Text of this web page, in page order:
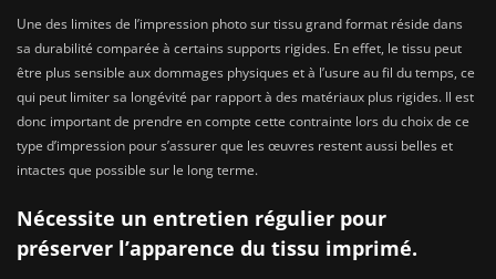
Une des limites de l’impression photo sur tissu grand format réside dans
sa durabilité comparée à certains supports rigides. En effet, le tissu peut
être plus sensible aux dommages physiques et à l’usure au fil du temps, ce
qui peut limiter sa longévité par rapport à des matériaux plus rigides. Il est
donc important de prendre en compte cette contrainte lors du choix de ce
type d’impression pour s’assurer que les œuvres restent aussi belles et
intactes que possible sur le long terme.
Nécessite un entretien régulier pour
préserver l’apparence du tissu imprimé.